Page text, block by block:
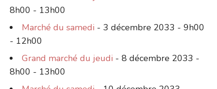
8h00 - 13h00
Marché du samedi - 3 décembre 2033 - 9h00
- 12h00
Grand marché du jeudi - 8 décembre 2033 -
8h00 - 13h00